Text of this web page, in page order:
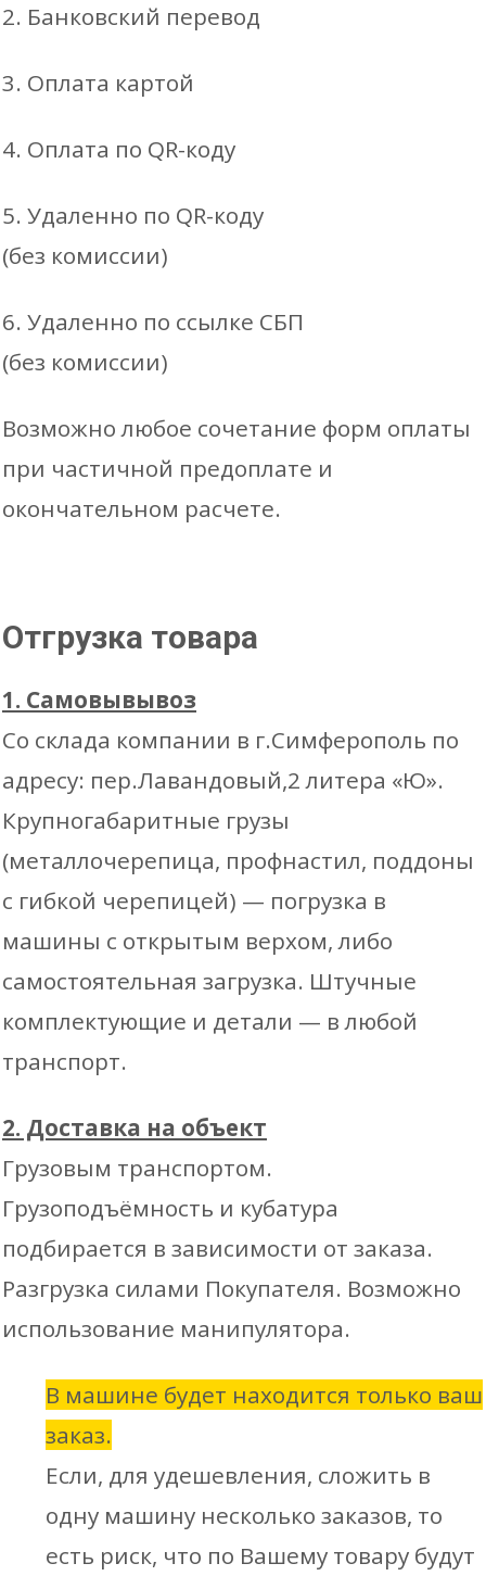
2. Банковский перевод
3. Оплата картой
4. Оплата по QR-коду
5. Удаленно по QR-коду
(без комиссии)
6. Удаленно по ссылке СБП
(без комиссии)
Возможно любое сочетание форм оплаты
при частичной предоплате и
окончательном расчете.
Отгрузка товара
1. Самовывывоз
Со склада компании в г.Симферополь по
адресу: пер.Лавандовый,2 литера «Ю».
Крупногабаритные грузы
(металлочерепица, профнастил, поддоны
с гибкой черепицей) — погрузка в
машины с открытым верхом, либо
самостоятельная загрузка. Штучные
комплектующие и детали — в любой
транспорт.
2. Доставка на объект
Грузовым транспортом.
Грузоподъёмность и кубатура
подбирается в зависимости от заказа.
Разгрузка силами Покупателя. Возможно
использование манипулятора.
В машине будет находится только ваш
заказ.
Если, для удешевления, сложить в
одну машину несколько заказов, то
есть риск, что по Вашему товару будут